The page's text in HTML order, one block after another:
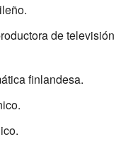
de televisión
finlandesa.